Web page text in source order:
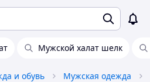
Мужской халат шелк
и обувь Мужская одежда